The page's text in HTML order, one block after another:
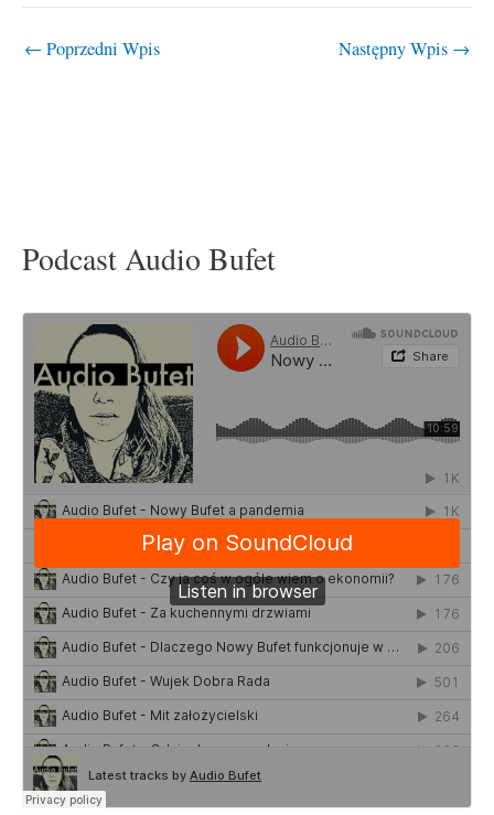
← Poprzedni Wpis Następny Wpis →
Podcast Audio Bufet